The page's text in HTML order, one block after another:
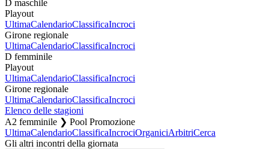
D maschile
Playout
UltimaCalendarioClassificaIncroci
Girone regionale
UltimaCalendarioClassificaIncroci
D femminile
Playout
UltimaCalendarioClassificaIncroci
Girone regionale
UltimaCalendarioClassificaIncroci
Elenco delle stagioni
A2 femminile ❯ Pool Promozione
UltimaCalendarioClassificaIncrociOrganiciArbitriCerca
Gli altri incontri della giornata